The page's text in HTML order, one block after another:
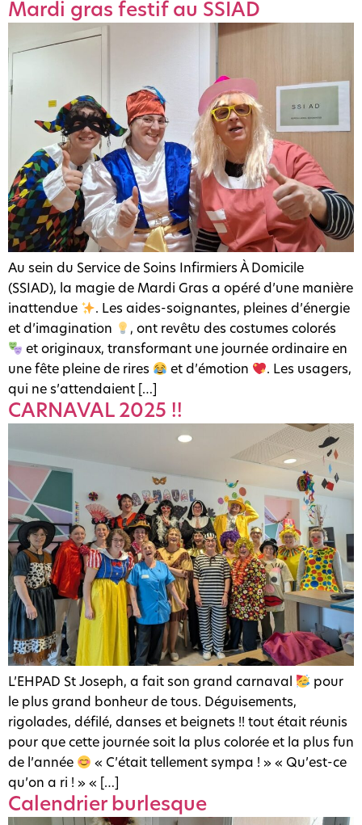
Mardi gras festif au SSIAD
Au sein du Service de Soins Infirmiers À Domicile
(SSIAD), la magie de Mardi Gras a opéré d’une manière
inattendue
. Les aides-soignantes, pleines d’énergie
et d’imagination
, ont revêtu des costumes colorés
et originaux, transformant une journée ordinaire en
une fête pleine de rires
et d’émotion
. Les usagers,
qui ne s’attendaient […]
CARNAVAL 2025 !!
L’EHPAD St Joseph, a fait son grand carnaval
pour
le plus grand bonheur de tous. Déguisements,
rigolades, défilé, danses et beignets !! tout était réunis
pour que cette journée soit la plus colorée et la plus fun
de l’année
« C’était tellement sympa ! » « Qu’est-ce
qu’on a ri ! » « […]
Calendrier burlesque